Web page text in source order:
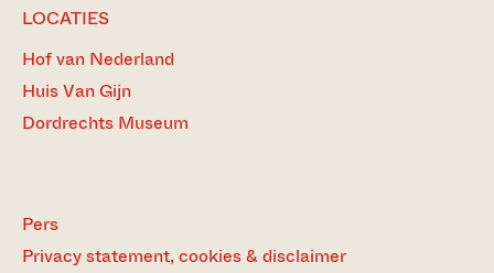
LOCATIES
Hof van Nederland
Huis Van Gijn
Dordrechts Museum
Pers
Privacy statement, cookies & disclaimer